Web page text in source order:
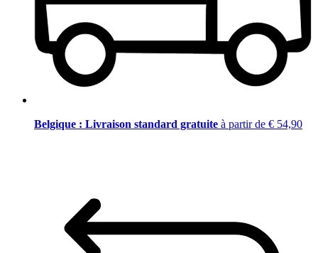
Belgique : Livraison standard gratuite à partir de € 54,90